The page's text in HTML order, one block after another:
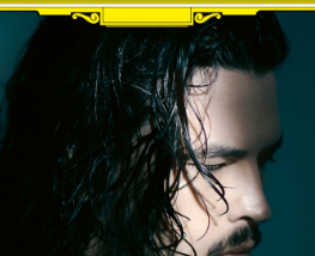
SCHUMANN,
LIEDERKREIS
OP. 24
SECHS
MONOLOGE